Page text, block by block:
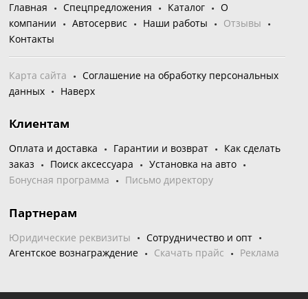
Главная Спецпредложения Каталог
О
компании
Автосервис Наши работы
Отзывы
Контакты
Карта сайта
Соглашение на обработку персональных
данных
Наверх
Клиентам
Оплата и доставка Гарантии и возврат
Как сделать
заказ
Поиск аксессуара
Установка на авто
Бонусная программа
Письмо директору
Партнерам
Юридические реквизиты
Сотрудничество и опт
Агентское вознаграждение
Скачать прайс Реклама